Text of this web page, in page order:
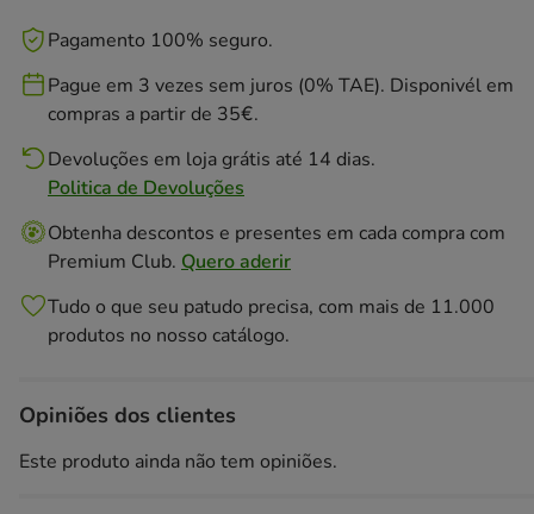
Pagamento 100% seguro.
Pague em 3 vezes sem juros (0% TAE). Disponivél em
compras a partir de 35€.
Devoluções em loja grátis até 14 dias.
Politica de Devoluções
Obtenha descontos e presentes em cada compra com
Premium Club. Quero aderir
Tudo o que seu patudo precisa, com mais de 11.000
produtos no nosso catálogo.
Opiniões dos clientes
Este produto ainda não tem opiniões.